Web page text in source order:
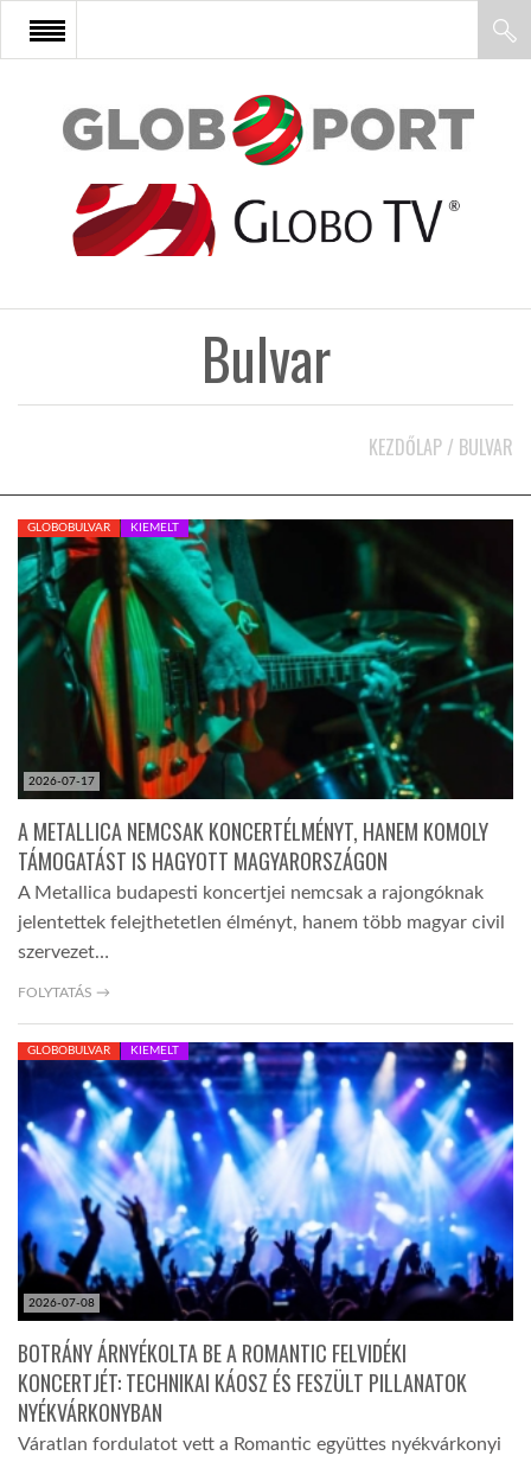
FŐOLDAL
AFRIKA
KÖZEL-KELET
AUSZTRÁLIA
A VILÁG ITTHON
GLOBOTV BP
TROPICALMAGAZIN
GLOBOTV
AFRIKA TUDÁSTÁR
A NAP SZÉPE
LINKTR.EE
Bulvar
KEZDŐLAP / BULVAR
2026-07-17
GLOBOBULVAR KIEMELT
A METALLICA NEMCSAK KONCERTÉLMÉNYT, HANEM KOMOLY
TÁMOGATÁST IS HAGYOTT MAGYARORSZÁGON
A Metallica budapesti koncertjei nemcsak a rajongóknak
jelentettek felejthetetlen élményt, hanem több magyar civil
szervezet…
FOLYTATÁS →
2026-07-08
GLOBOBULVAR KIEMELT
BOTRÁNY ÁRNYÉKOLTA BE A ROMANTIC FELVIDÉKI
KONCERTJÉT: TECHNIKAI KÁOSZ ÉS FESZÜLT PILLANATOK
NYÉKVÁRKONYBAN
Váratlan fordulatot vett a Romantic együttes nyékvárkonyi